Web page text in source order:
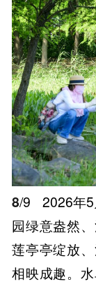
8/9
2026年
园绿意盎然
莲亭亭绽放
相映成趣。